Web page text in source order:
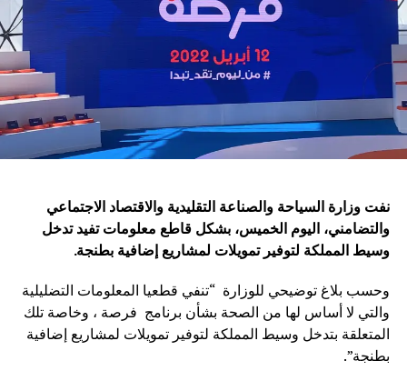
نفت وزارة السياحة والصناعة التقليدية والاقتصاد الاجتماعي
والتضامني، اليوم الخميس، بشكل قاطع معلومات تفيد تدخل
وسيط المملكة لتوفير تمويلات لمشاريع إضافية بطنجة.
وحسب بلاغ توضيحي للوزارة “تنفي قطعيا المعلومات التضليلية
والتي لا أساس لها من الصحة بشأن برنامج فرصة ، وخاصة تلك
المتعلقة بتدخل وسيط المملكة لتوفير تمويلات لمشاريع إضافية
بطنجة”.